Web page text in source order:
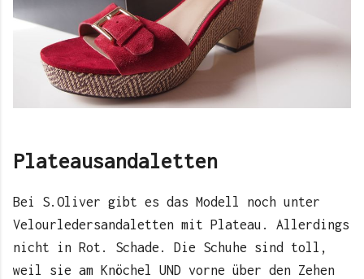
Plateausandaletten
Bei S.Oliver gibt es das Modell noch unter
Velourledersandaletten mit Plateau. Allerdings
nicht in Rot. Schade. Die Schuhe sind toll,
weil sie am Knöchel UND vorne über den Zehen